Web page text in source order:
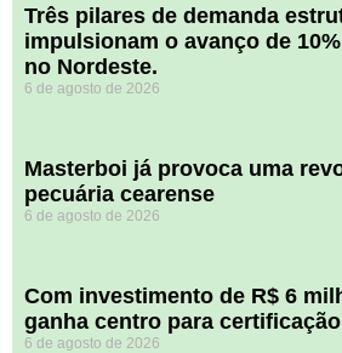
​Três pilares de demanda
impulsionam o avanço de
no Nordeste.
6 de agosto de 2026
Masterboi já provoca uma
pecuária cearense
6 de agosto de 2026
Com investimento de R$ 6
ganha centro para
6 de agosto de 2026